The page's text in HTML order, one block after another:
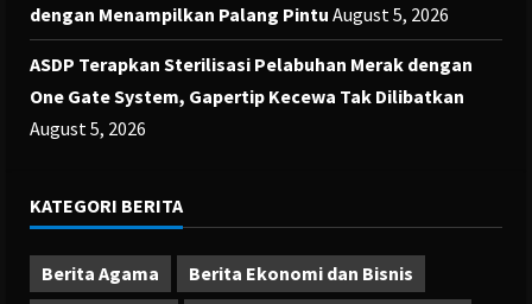
dengan Menampilkan Palang Pintu August 5, 2026
ASDP Terapkan Sterilisasi Pelabuhan Merak dengan
One Gate System, Gapertip Kecewa Tak Dilibatkan
August 5, 2026
KATEGORI BERITA
Berita Agama
Berita Ekonomi dan Bisnis